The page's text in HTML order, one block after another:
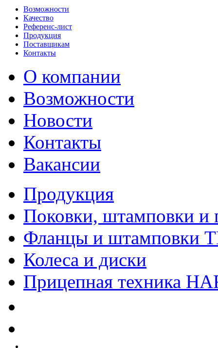
Возможности
Качество
Референс-лист
Продукция
Поставщикам
Контакты
О компании
Возможности
Новости
Контакты
Вакансии
Продукция
Поковки, штамповки и
Фланцы и штамповки
Колеса и диски
Прицепная техника